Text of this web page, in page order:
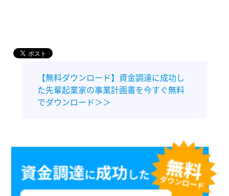
【無料ダウンロード】資金調達に成功し
た先輩起業家の事業計画書を今すぐ無料
でダウンロード＞＞